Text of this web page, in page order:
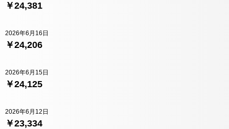
￥24,381
￥24,206
2026年6月16日
￥24,125
2026年6月15日
￥23,334
2026年6月12日